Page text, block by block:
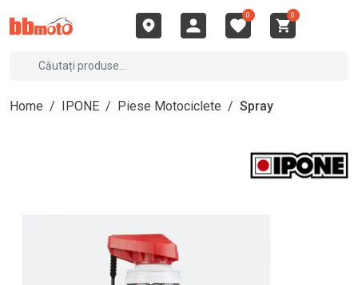
0 0
Home / IPONE / Piese Motociclete / Spray